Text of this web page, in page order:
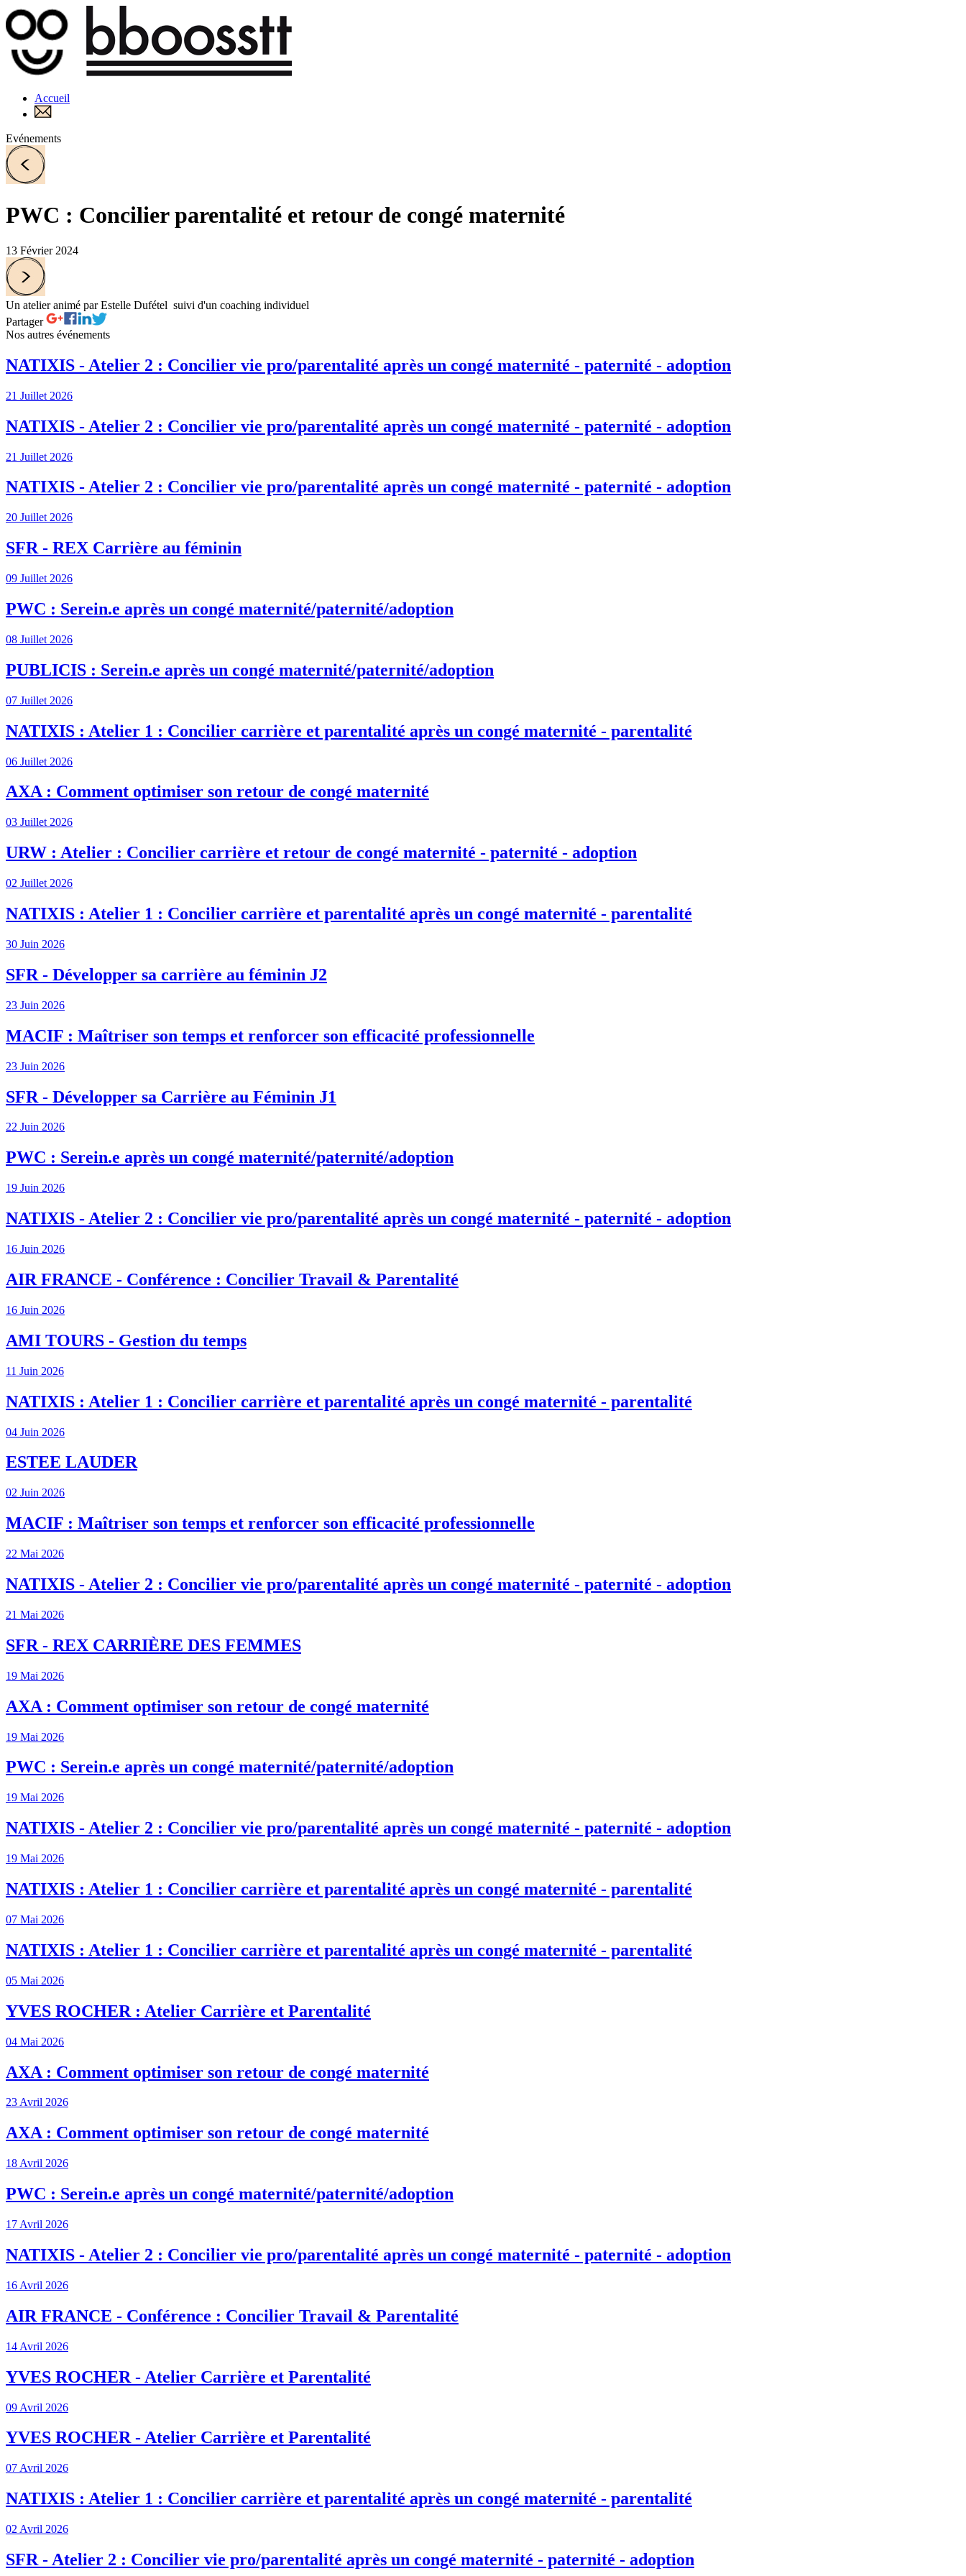
Accueil
Evénements
PWC : Concilier parentalité et retour de congé maternité
13 Février 2024
Un atelier animé par Estelle Dufétel suivi d'un coaching individuel
Partager
Nos autres événements
NATIXIS - Atelier 2 : Concilier vie pro/parentalité après un congé maternité - paternité - adoption
21 Juillet 2026
NATIXIS - Atelier 2 : Concilier vie pro/parentalité après un congé maternité - paternité - adoption
21 Juillet 2026
NATIXIS - Atelier 2 : Concilier vie pro/parentalité après un congé maternité - paternité - adoption
20 Juillet 2026
SFR - REX Carrière au féminin
09 Juillet 2026
PWC : Serein.e après un congé maternité/paternité/adoption
08 Juillet 2026
PUBLICIS : Serein.e après un congé maternité/paternité/adoption
07 Juillet 2026
NATIXIS : Atelier 1 : Concilier carrière et parentalité après un congé maternité - parentalité
06 Juillet 2026
AXA : Comment optimiser son retour de congé maternité
03 Juillet 2026
URW : Atelier : Concilier carrière et retour de congé maternité - paternité - adoption
02 Juillet 2026
NATIXIS : Atelier 1 : Concilier carrière et parentalité après un congé maternité - parentalité
30 Juin 2026
SFR - Développer sa carrière au féminin J2
23 Juin 2026
MACIF : Maîtriser son temps et renforcer son efficacité professionnelle
23 Juin 2026
SFR - Développer sa Carrière au Féminin J1
22 Juin 2026
PWC : Serein.e après un congé maternité/paternité/adoption
19 Juin 2026
NATIXIS - Atelier 2 : Concilier vie pro/parentalité après un congé maternité - paternité - adoption
16 Juin 2026
AIR FRANCE - Conférence : Concilier Travail & Parentalité
16 Juin 2026
AMI TOURS - Gestion du temps
11 Juin 2026
NATIXIS : Atelier 1 : Concilier carrière et parentalité après un congé maternité - parentalité
04 Juin 2026
ESTEE LAUDER
02 Juin 2026
MACIF : Maîtriser son temps et renforcer son efficacité professionnelle
22 Mai 2026
NATIXIS - Atelier 2 : Concilier vie pro/parentalité après un congé maternité - paternité - adoption
21 Mai 2026
SFR - REX CARRIÈRE DES FEMMES
19 Mai 2026
AXA : Comment optimiser son retour de congé maternité
19 Mai 2026
PWC : Serein.e après un congé maternité/paternité/adoption
19 Mai 2026
NATIXIS - Atelier 2 : Concilier vie pro/parentalité après un congé maternité - paternité - adoption
19 Mai 2026
NATIXIS : Atelier 1 : Concilier carrière et parentalité après un congé maternité - parentalité
07 Mai 2026
NATIXIS : Atelier 1 : Concilier carrière et parentalité après un congé maternité - parentalité
05 Mai 2026
YVES ROCHER : Atelier Carrière et Parentalité
04 Mai 2026
AXA : Comment optimiser son retour de congé maternité
23 Avril 2026
AXA : Comment optimiser son retour de congé maternité
18 Avril 2026
PWC : Serein.e après un congé maternité/paternité/adoption
17 Avril 2026
NATIXIS - Atelier 2 : Concilier vie pro/parentalité après un congé maternité - paternité - adoption
16 Avril 2026
AIR FRANCE - Conférence : Concilier Travail & Parentalité
14 Avril 2026
YVES ROCHER - Atelier Carrière et Parentalité
09 Avril 2026
YVES ROCHER - Atelier Carrière et Parentalité
07 Avril 2026
NATIXIS : Atelier 1 : Concilier carrière et parentalité après un congé maternité - parentalité
02 Avril 2026
SFR - Atelier 2 : Concilier vie pro/parentalité après un congé maternité - paternité - adoption